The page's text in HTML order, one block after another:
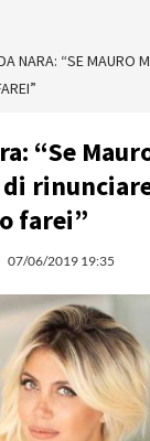
NARA: “SE MAURO
“Se
di
farei”
07/06/2019 19:35